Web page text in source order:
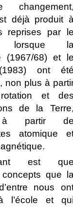
déjà produit
reprises par
lorsque
(1967/68) et
ont
non plus à
et
de la
à partir
atomique
est
concepts que
nous
l’école et